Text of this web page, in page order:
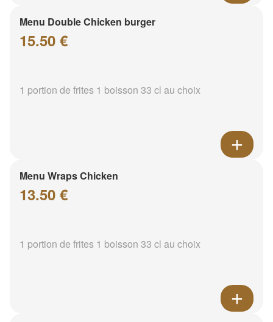
Menu Double Chicken burger
15.50 €
1 portion de frites 1 boisson 33 cl au choix
Menu Wraps Chicken
13.50 €
1 portion de frites 1 boisson 33 cl au choix